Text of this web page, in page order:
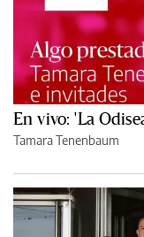
En vivo: 'La
Tamara Tenenbaum